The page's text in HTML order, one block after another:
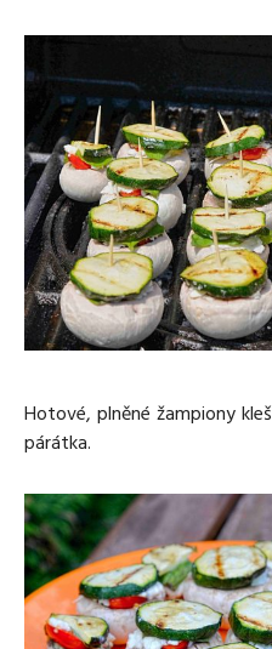
Hotové, plněné žampiony
párátka.